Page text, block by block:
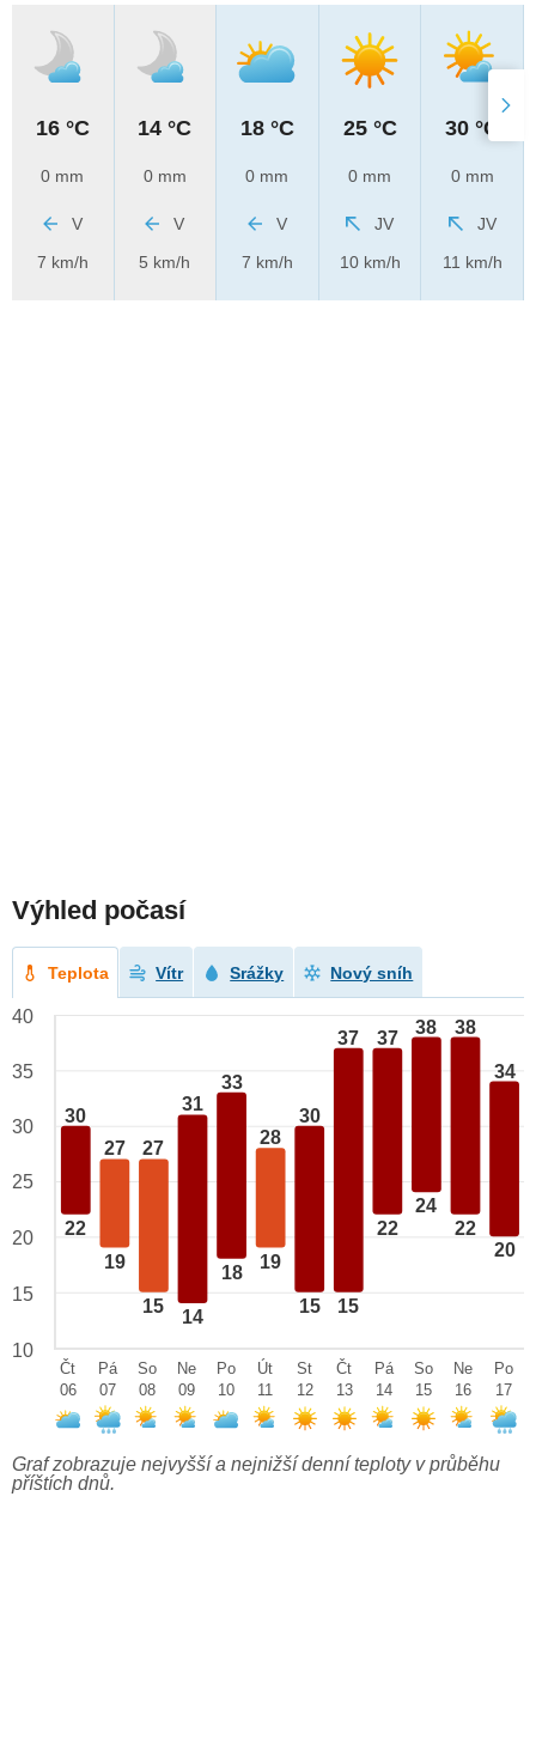
16 °C
0 mm
V
7 km/h
14 °C
0 mm
V
5 km/h
18 °C
0 mm
V
7 km/h
25 °C
0 mm
JV
10 km/h
30 °C
0 mm
JV
11 km/h
Výhled počasí
Teplota Vítr Srážky Nový sníh
30
22
27
19
27
15
31
14
33
18
28
19
30
15
37
15
37
22
38
24
38
22
34
20
40
35
30
25
20
15
10
Čt
06
Pá
07
So
08
Ne
09
Po
10
Út
11
St
12
Čt
13
Pá
14
So
15
Ne
16
Po
17
Graf zobrazuje nejvyšší a nejnižší denní teploty v průběhu
příštích dnů.